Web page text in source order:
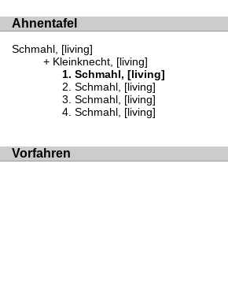
Ahnentafel
Schmahl, [living]
Kleinknecht, [living]
Schmahl, [living]
Schmahl, [living]
Schmahl, [living]
Schmahl, [living]
Vorfahren